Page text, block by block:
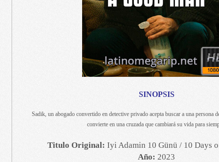
SINOPSIS
Sadik, un abogado convertido en detective privado acepta buscar a una persona
convierte en una cruzada que cambiará su vida para
Titulo Original: Iyi Adamin 10 Günü / 10 Days
Año: 2023